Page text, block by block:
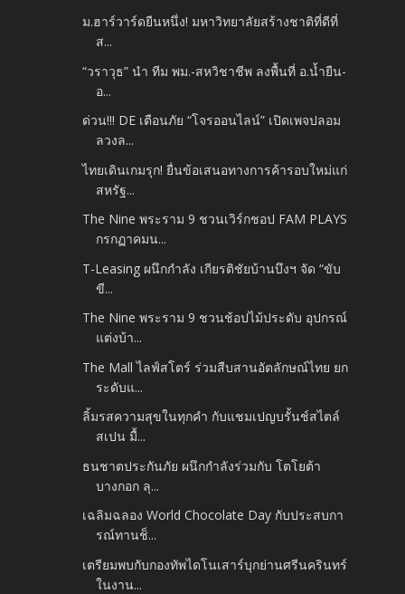
ม.ฮาร์วาร์ดยืนหนึ่ง! มหาวิทยาลัยสร้างชาติที่ดีที่
ส...
“วราวุธ” นำ ทีม พม.-สหวิชาชีพ ลงพื้นที่ อ.น้ำยืน-
อ...
ด่วน!!! DE เตือนภัย “โจรออนไลน์” เปิดเพจปลอม
ลวงล...
ไทยเดินเกมรุก! ยื่นข้อเสนอทางการค้ารอบใหม่แก่
สหรัฐ...
The Nine พระราม 9 ชวนเวิร์กชอป FAM PLAYS
กรกฏาคมน...
T-Leasing ผนึกกำลัง เกียรติชัยบ้านบึงฯ จัด “ขับ
ขี...
The Nine พระราม 9 ชวนช้อปไม้ประดับ อุปกรณ์
แต่งบ้า...
The Mall ไลฟ์สโตร์ ร่วมสืบสานอัตลักษณ์ไทย ยก
ระดับแ...
ลิ้มรสความสุขในทุกคำ กับแชมเปญบรั้นช์สไตล์
สเปน มื้...
ธนชาตประกันภัย ผนึกกำลังร่วมกับ โตโยต้า
บางกอก ลุ...
เฉลิมฉลอง World Chocolate Day กับประสบกา
รณ์ทานช็...
เตรียมพบกับกองทัพไดโนเสาร์บุกย่านศรีนครินทร์
ในงาน...